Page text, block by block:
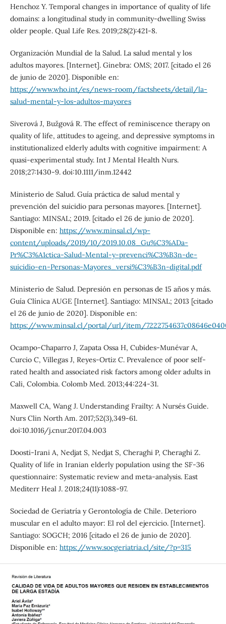
Henchoz Y. Temporal changes in importance of quality of life
domains: a longitudinal study in community-dwelling Swiss
older people. Qual Life Res. 2019;28(2):421-8.
Organización Mundial de la Salud. La salud mental y los
adultos mayores. [Internet]. Ginebra: OMS; 2017. [citado el 26
de junio de 2020]. Disponible en:
https://www.who.int/es/news-room/factsheets/detail/la-
salud-mental-y-los-adultos-mayores
Siverová J, Bužgová R. The effect of reminiscence therapy on
quality of life, attitudes to ageing, and depressive symptoms in
institutionalized elderly adults with cognitive impairment: A
quasi-experimental study. Int J Mental Health Nurs.
2018;27:1430-9. doi:10.1111/inm.12442
Ministerio de Salud. Guía práctica de salud mental y
prevención del suicidio para personas mayores. [Internet].
Santiago: MINSAL; 2019. [citado el 26 de junio de 2020].
Disponible en: https://www.minsal.cl/wp-
content/uploads/2019/10/2019.10.08_Gu%C3%ADa-
Pr%C3%A1ctica-Salud-Mental-y-prevenci%C3%B3n-de-
suicidio-en-Personas-Mayores_versi%C3%B3n-digital.pdf
Ministerio de Salud. Depresión en personas de 15 años y más.
Guía Clínica AUGE [Internet]. Santiago: MINSAL; 2013 [citado
el 26 de junio de 2020]. Disponible en:
https://www.minsal.cl/portal/url/item/
Ocampo-Chaparro J, Zapata Ossa H, Cubides-Munévar A,
Curcio C, Villegas J, Reyes-Ortiz C. Prevalence of poor self-
rated health and associated risk factors among older adults in
Cali, Colombia. Colomb Med. 2013;44:224-31.
Maxwell CA, Wang J. Understanding Frailty: A Nurse´s Guide.
Nurs Clin North Am. 2017;52(3),349-61.
doi:10.1016/j.cnur.2017.04.003
Doosti-Irani A, Nedjat S, Nedjat S, Cheraghi P, Cheraghi Z.
Quality of life in Iranian elderly population using the SF-36
questionnaire: Systematic review and meta-analysis. East
Mediterr Heal J. 2018;24(11):1088-97.
Sociedad de Geriatría y Gerontología de Chile. Deterioro
muscular en el adulto mayor: El rol del ejercicio. [Internet].
Santiago: SOGCH; 2016 [citado el 26 de junio de 2020].
Disponible en: https://www.socgeriatria.cl/site/?p=315